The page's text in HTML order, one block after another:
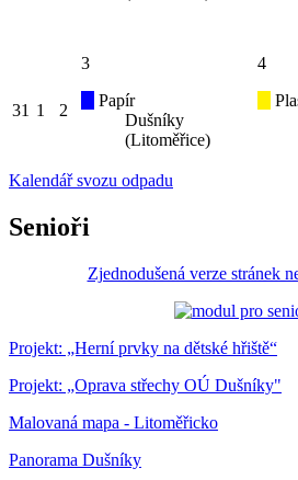
31 1 2
3
Papír
Dušníky
(Litoměřice)
4
Kalendář svozu odpadu
Senioři
Zjednodušená verze stránek
Projekt: „Herní prvky na dětské hřiště“
Projekt: „Oprava střechy OÚ Dušníky"
Malovaná mapa - Litoměřicko
Panorama Dušníky